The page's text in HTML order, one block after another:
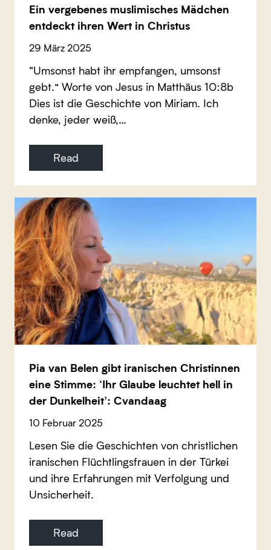
Ein vergebenes muslimisches Mädchen
entdeckt ihren Wert in Christus
29 März 2025
“Umsonst habt ihr empfangen, umsonst
gebt.” Worte von Jesus in Matthäus 10:8b
Dies ist die Geschichte von Miriam. Ich
denke, jeder weiß,…
Read
Pia van Belen gibt iranischen Christinnen
eine Stimme: ‘Ihr Glaube leuchtet hell in
der Dunkelheit’: Cvandaag
10 Februar 2025
Lesen Sie die Geschichten von christlichen
iranischen Flüchtlingsfrauen in der Türkei
und ihre Erfahrungen mit Verfolgung und
Unsicherheit.
Read